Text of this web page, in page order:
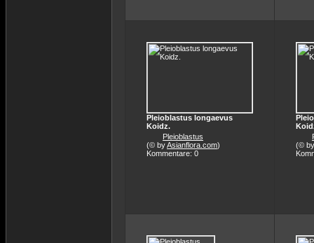
Pleioblastus longaevus
Koidz.
Pleioblastus
(© byAsianflora.com)
Kommentare: 0
(©